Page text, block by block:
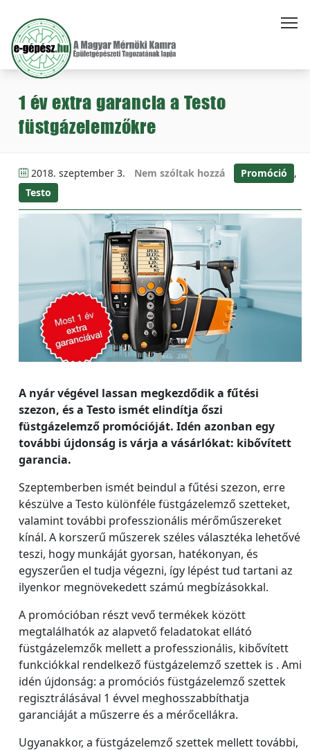
1 év extra garancia a Testo
füstgázelemzőkre
2018. szeptember 3. Nem szóltak hozzá Promóció
,
Testo
A nyár végével lassan megkezdődik a fűtési
szezon, és a Testo ismét elindítja őszi
füstgázelemző promócióját. Idén azonban egy
további újdonság is várja a vásárlókat: kibővített
garancia.
Szeptemberben ismét beindul a fűtési szezon, erre
készülve a Testo különféle füstgázelemző szetteket,
valamint további professzionális mérőműszereket
kínál. A korszerű műszerek széles választéka lehetővé
teszi, hogy munkáját gyorsan, hatékonyan, és
egyszerűen el tudja végezni, így lépést tud tartani az
ilyenkor megnövekedett számú megbízásokkal.
A promócióban részt vevő termékek között
megtalálhatók az alapvető feladatokat ellátó
füstgázelemzők mellett a professzionális, kibővített
funkciókkal rendelkező füstgázelemző szettek is . Ami
idén újdonság: a promóciós füstgázelemző szettek
regisztrálásával 1 évvel meghosszabbíthatja
garanciáját a műszerre és a mérőcellákra.
Ugyanakkor, a füstgázelemző szettek mellett további,